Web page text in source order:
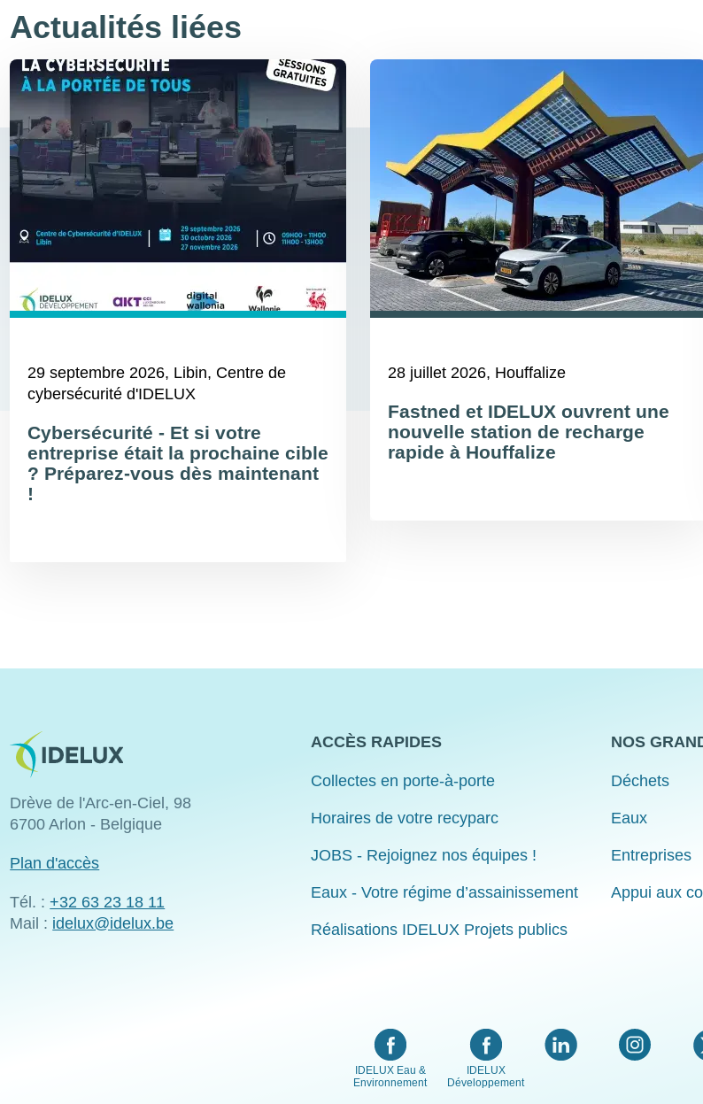
Actualités liées
29 septembre 2026, Libin, Centre de
cybersécurité d'IDELUX
Cybersécurité - Et si votre
entreprise était la prochaine cible
? Préparez-vous dès maintenant
!
28 juillet 2026, Houffalize
Fastned et IDELUX ouvrent une
nouvelle station de recharge
rapide à Houffalize
Image
Drève de l'Arc-en-Ciel, 98
6700 Arlon - Belgique
Plan d'accès
Tél. :+32 63 23 18 11
Mail : idelux@idelux.be
ACCÈS RAPIDES
Collectes en porte-à-porte
Horaires de votre recyparc
JOBS - Rejoignez nos équipes !
Eaux - Votre régime d’assainissement
Réalisations IDELUX Projets publics
NOS
Déchets
Eaux
Entreprises
Appui aux
IDELUX Eau &
Environnement
IDELUX
Développement